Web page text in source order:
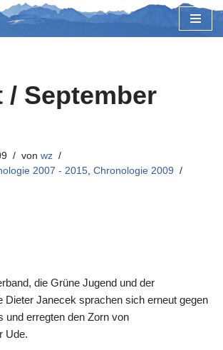
/ September
von wz
2007 - 2015, Chronologie 2009
die Grüne Jugend und der
Dieter Janecek sprachen sich erneut gegen
und erregten den Zorn von
Ude.